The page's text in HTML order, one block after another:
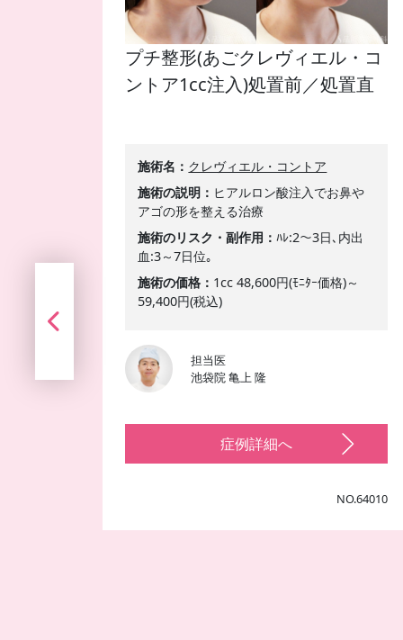
プチ整形(あごクレヴィエル・コ
ントア1cc注入)処置前／処置直
施術名
クレヴィエル・コントア
施術の説明
ヒアルロン酸注入でお鼻や
アゴの形を整える治療
施術のリスク・副作用
ﾊﾚ:2～3日､内出
血:3～7日位｡
施術の価格
1cc 48,600円(ﾓﾆﾀｰ価格)～
59,400円(税込)
担当医
池袋院 亀上 隆
症例詳細へ
NO.64010